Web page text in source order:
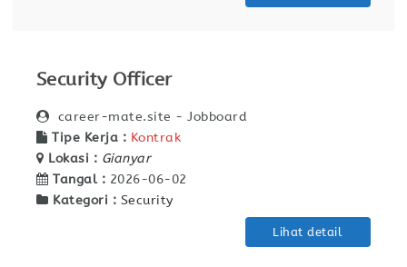
Security Officer
career-mate.site - Jobboard
Tipe Kerja : Kontrak
Lokasi : Gianyar
Tangal : 2026-06-02
Kategori : Security
Lihat detail